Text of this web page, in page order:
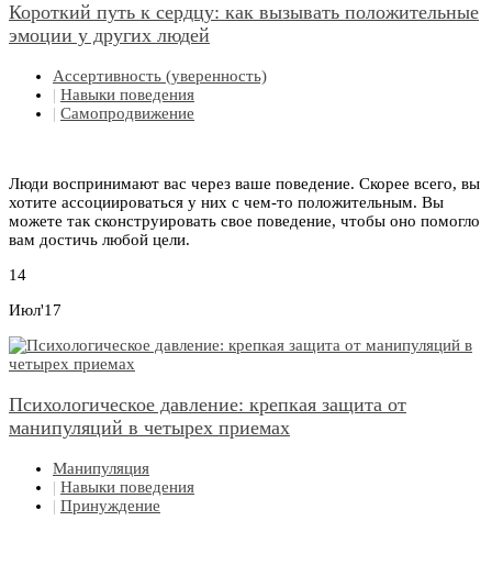
Короткий путь к сердцу: как вызывать положительные
эмоции у других людей
Ассертивность (уверенность)
| Навыки поведения
| Самопродвижение
Люди воспринимают вас через ваше поведение. Скорее всего, вы
хотите ассоциироваться у них с чем-то положительным. Вы
можете так сконструировать свое поведение, чтобы оно помогло
вам достичь любой цели.
14
Июл'17
Психологическое давление: крепкая защита от
манипуляций в четырех приемах
Манипуляция
| Навыки поведения
| Принуждение